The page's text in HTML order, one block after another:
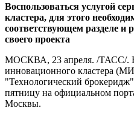
Воспользоваться услугой
кластера, для этого
соответствующем разделе и
своего проекта
МОСКВА, 23 апреля. /ТАСС/.
инновационного кластера
"Технологический
пятницу на официальном
Москвы.